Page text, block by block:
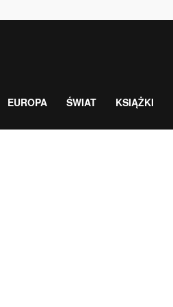
EUROPA ŚWIAT KSIĄŻKI